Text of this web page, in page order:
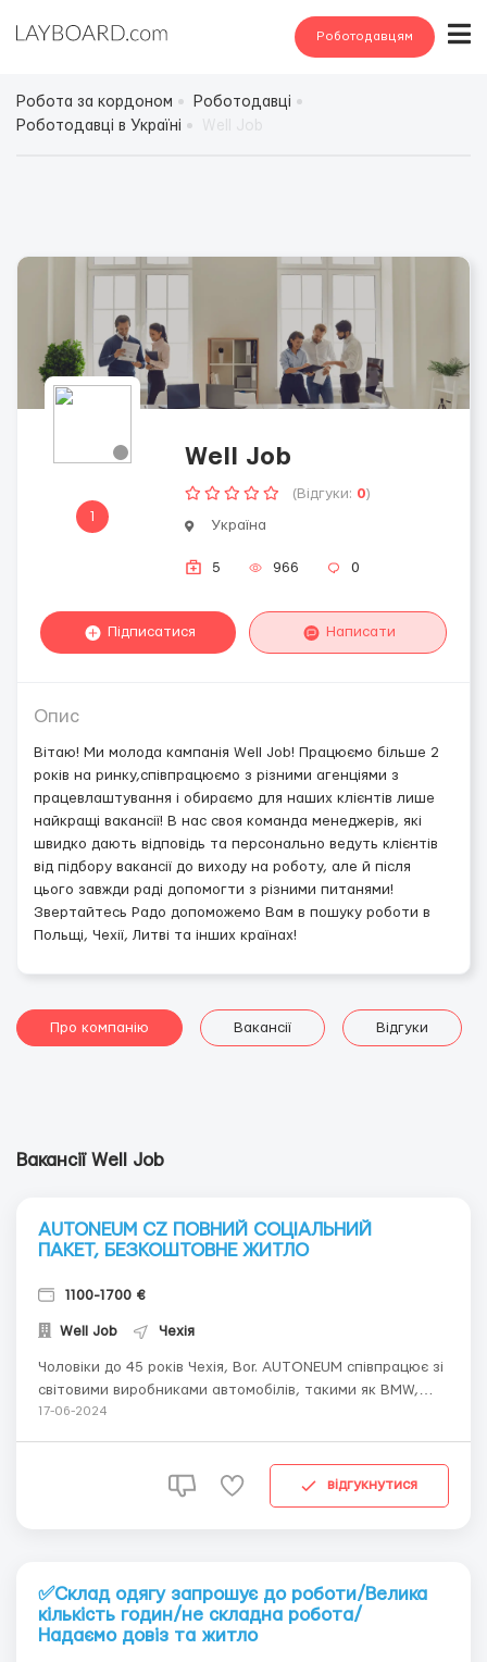
Роботодавцям
Робота за кордоном
Роботодавці
Роботодавці в Україні
1
Well Job
(Відгуки: 0)
Україна
5 966 0
Підписатися Написати
Опис
Вітаю! Ми молода кампанія Well Job! Працюємо більше 2
років на ринку,співпрацюємо з різними агенціями з
працевлаштування і обираємо для наших клієнтів лише
найкращі вакансії! В нас своя команда менеджерів, які
швидко дають відповідь та персонально ведуть клієнтів
від підбору вакансії до виходу на роботу, але й після
цього завжди раді допомогти з різними питанями!
Звертайтесь Радо допоможемо Вам в пошуку роботи в
Польщі, Чехії, Литві та інших країнах!
Про компанію Вакансії Відгуки
Вакансії Well Job
AUTONEUM CZ ПОВНИЙ СОЦІАЛЬНИЙ
ПАКЕТ, БЕЗКОШТОВНЕ ЖИТЛО
1100-1700 €
Well Job Чехія
Чоловіки до 45 років Чехія, Bor. AUTONEUM співпрацює зі
світовими виробниками автомобілів, такими як BMW,
Ford, Opel, Volvo, Suzuki, VW, Skoda Auto та багатьма
відповідальну роботу у стабільній комп...
17-06-2024
відгукнутися
✅Склад одягу запрошує до роботи/Велика
кількість годин/не складна робота/
Надаємо довіз та житло